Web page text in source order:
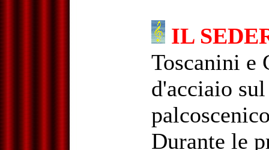
IL
Toscanini e
d'acciaio
Durante le